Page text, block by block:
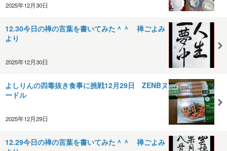
2025年12月30日
12.30今日の禅の言葉を書いてみた＾＾ 禅ごよみ
より
2025年12月30日
よしりんの四毒抜き食事に挑戦12月29日 ZENBヌ
ードル
2025年12月29日
12.29今日の禅の言葉を書いてみた＾＾ 禅ごよみ